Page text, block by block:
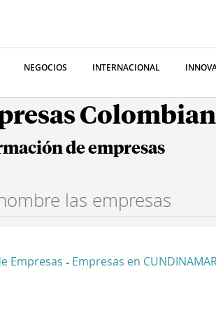
NEGOCIOS INTERNACIONAL
de empresas
Empresas - Empresas en